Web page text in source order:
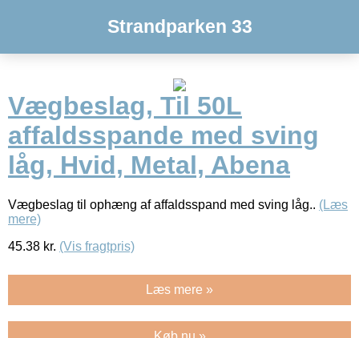
Strandparken 33
Vægbeslag, Til 50L
affaldsspande med sving
låg, Hvid, Metal, Abena
Vægbeslag til ophæng af affaldsspand med sving låg.. (Læs
mere)
45.38 kr. (Vis fragtpris)
Læs mere »